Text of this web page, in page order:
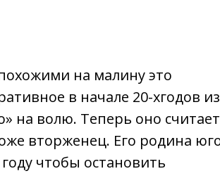
на малину это
в начале 20-хгодов из
на волю. Теперь оно
вторженец. Его родина
чтобы остановить